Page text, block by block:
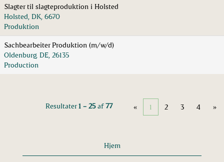
Slagter til slagteproduktion i Holsted
Holsted, DK, 6670
Produktion
Sachbearbeiter Produktion (m/w/d)
Oldenburg, DE, 26135
Production
Resultater1 – 25af77 « 1 2 3 4 »
Hjem